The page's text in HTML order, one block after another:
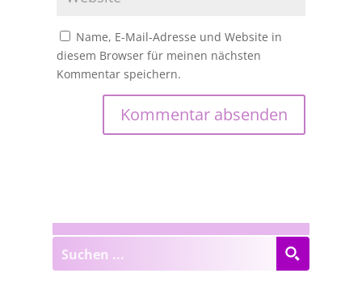
Name, E-Mail-Adresse und Website in
diesem Browser für meinen nächsten
Kommentar speichern.